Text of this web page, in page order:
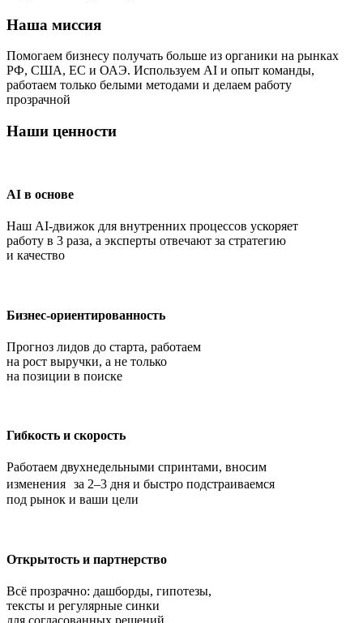
Наша миссия
Помогаем бизнесу получать больше из органики на рынках
РФ, США, ЕС и ОАЭ. Используем AI и опыт команды,
работаем только белыми методами и делаем работу
прозрачной
Наши ценности
AI в основе
Наш AI-движок для внутренних процессов ускоряет
работу в 3 раза, а эксперты отвечают за стратегию
и качество
Бизнес-ориентированность
Прогноз лидов до старта, работаем
на рост выручки, а не только
на позиции в поиске
Гибкость и скорость
Работаем двухнедельными спринтами, вносим
изменения за 2–3 дня и быстро подстраиваемся
под рынок и ваши цели
Открытость и партнерство
Всё прозрачно: дашборды, гипотезы,
тексты и регулярные синки
для согласованных решений